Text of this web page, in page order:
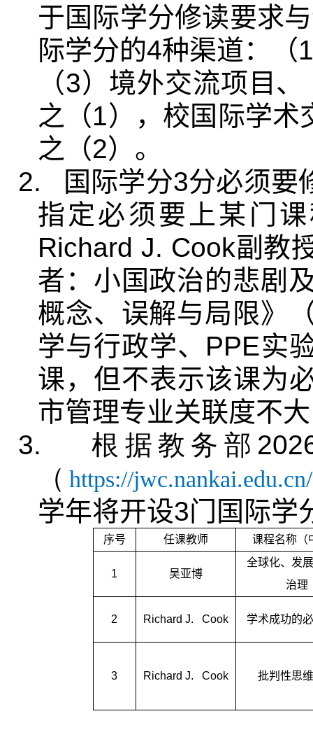
于国际学分修读要求
际学分的4种渠道：（
（3）境外交流项目、
之（1），校国际学术
之（2）。
2.
国际学分3分必须要
指定必须要上某门
Richard J. Cook副教
者：小国政治的悲剧
概念、误解与局限》
学与行政学、 PPE实
课，但不表示该课为
市管理专业关联度不
3.
根据教务部
（ https://
学年将开设3门国际学
序号 任课教师 课程名称（
1 吴亚博
全球化、发
治理
2 Richard J. Cook 学术成功的
3 Richard J. Cook 批判性思